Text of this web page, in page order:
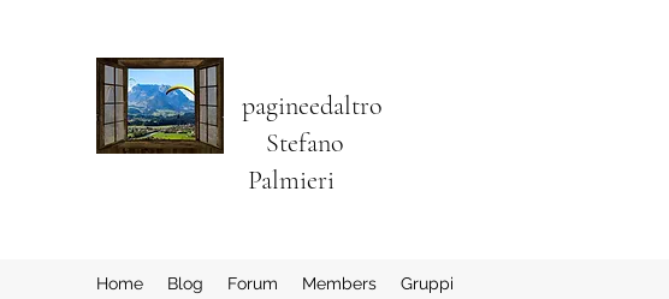
pagineedaltro
Stefano
Palmieri
Home Blog Forum Members Gruppi